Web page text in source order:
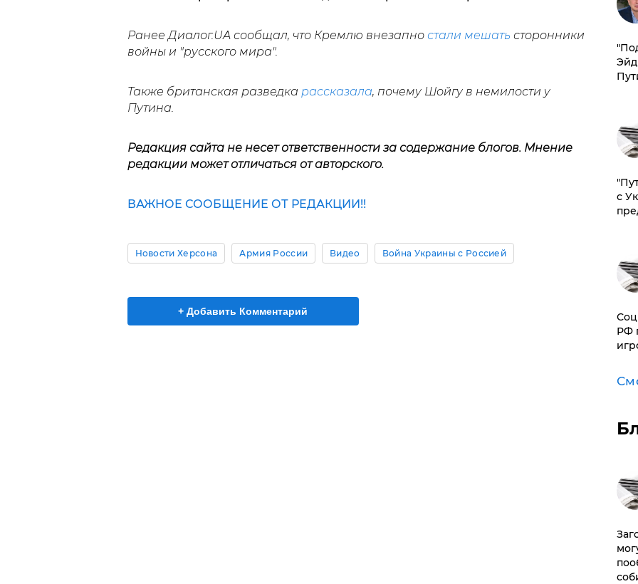
Ранее Диалог.UA сообщал, что Кремлю внезапно стали мешать сторонники
войны и "русского мира".
Также британская разведка рассказала, почему Шойгу в немилости у
Путина.
Редакция сайта не несет ответственности за содержание блогов. Мнение
редакции может отличаться от авторского.
ВАЖНОЕ СООБЩЕНИЕ ОТ РЕДАКЦИИ!!
Новости Херсона Армия России Видео Война Украины с Россией
+ Добавить Комментарий
с
РФ